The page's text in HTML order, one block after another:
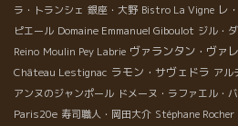
ラ・トランシェ 銀座・大野 Bistro La Vigne レ
ピエール Domaine Emmanuel Giboulot ジル・
Reino Moulin Pey Labrie ヴァランタン・ヴァ
Château Lestignac ラモン・サヴェドラ アル
アンヌのジャンポール ドメーヌ・ラファエル・
Paris20e 寿司職人・岡田大介 Stéphane Rocher